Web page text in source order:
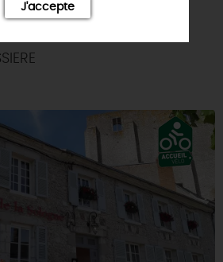
Kangourou et
J'accepte